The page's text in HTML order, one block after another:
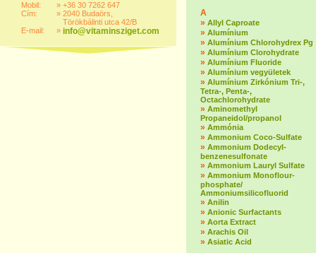
Mobil:
Cím:
E-mail:
»
»
»
+36 30 7262 647
2040 Budaörs,
Törökbálinti utca 42/B
info@vitaminsziget.com
A
» Allyl Caproate
» Alumínium
» Alumínium Chlorohydrex Pg
» Alumínium Clorohydrate
» Alumínium Fluoride
» Alumínium vegyületek
» Alumínium Zirkónium Tri-,
Tetra-, Penta-,
Octachlorohydrate
» Aminomethyl
Propaneidol/propanol
» Ammónia
» Ammonium Coco-Sulfate
» Ammonium Dodecyl-
benzenesulfonate
» Ammonium Lauryl Sulfate
» Ammonium Monoflour-
phosphate/
Ammoniumsilicofluorid
» Anilin
» Anionic Surfactants
» Aorta Extract
» Arachis Oil
» Asiatic Acid